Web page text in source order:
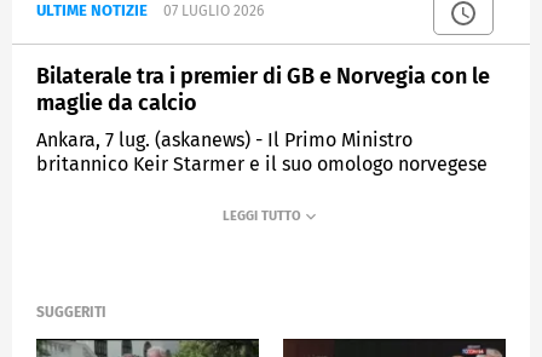
ULTIME NOTIZIE 07 LUGLIO 2026
Bilaterale tra i premier di GB e Norvegia con le
maglie da calcio
Ankara, 7 lug. (askanews) - Il Primo Ministro
britannico Keir Starmer e il suo omologo norvegese
bilaterale ad Ankara, in vista del vertice Nato,
luglio a Miami.
SUGGERITI